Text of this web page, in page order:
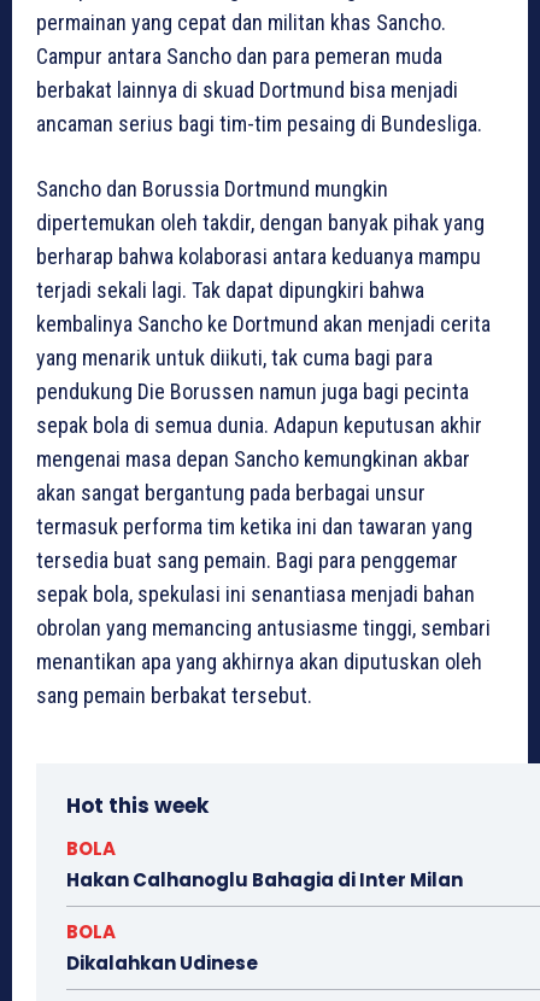
permainan yang cepat dan militan khas Sancho.
Campur antara Sancho dan para pemeran muda
berbakat lainnya di skuad Dortmund bisa menjadi
ancaman serius bagi tim-tim pesaing di Bundesliga.
Sancho dan Borussia Dortmund mungkin
dipertemukan oleh takdir, dengan banyak pihak yang
berharap bahwa kolaborasi antara keduanya mampu
terjadi sekali lagi. Tak dapat dipungkiri bahwa
kembalinya Sancho ke Dortmund akan menjadi cerita
yang menarik untuk diikuti, tak cuma bagi para
pendukung Die Borussen namun juga bagi pecinta
sepak bola di semua dunia. Adapun keputusan akhir
mengenai masa depan Sancho kemungkinan akbar
akan sangat bergantung pada berbagai unsur
termasuk performa tim ketika ini dan tawaran yang
tersedia buat sang pemain. Bagi para penggemar
sepak bola, spekulasi ini senantiasa menjadi bahan
obrolan yang memancing antusiasme tinggi, sembari
menantikan apa yang akhirnya akan diputuskan oleh
sang pemain berbakat tersebut.
Hot this week
BOLA
Hakan Calhanoglu Bahagia di Inter Milan
BOLA
Dikalahkan Udinese